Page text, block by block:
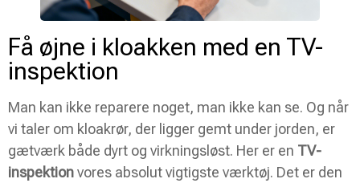
Få øjne i kloakken med en TV-
inspektion
Man kan ikke reparere noget, man ikke kan se. Og når
vi taler om kloakrør, der ligger gemt under jorden, er
gætværk både dyrt og virkningsløst. Her er en TV-
inspektionvores absolut vigtigste værktøj. Det er den